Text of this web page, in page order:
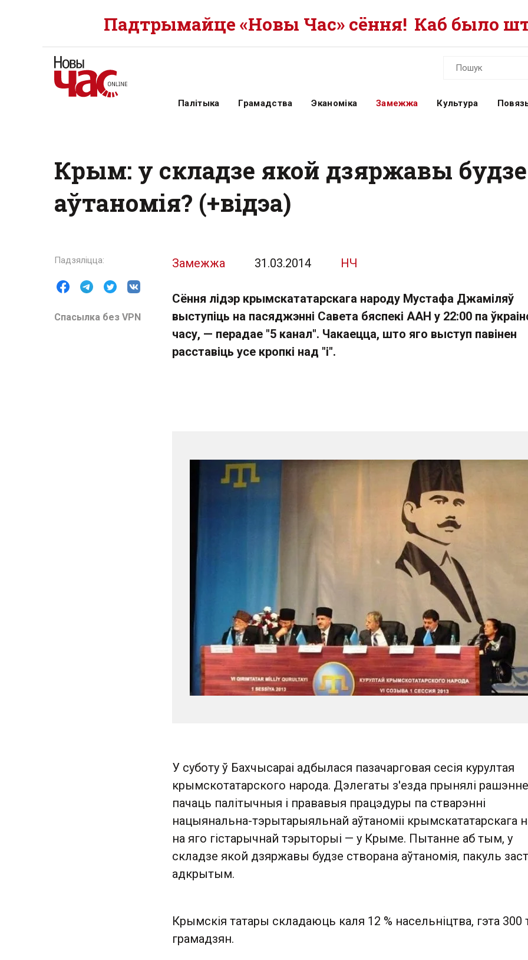
Падтрымайце «Новы Час» сёння! Каб было
Палітыка Грамадства Эканоміка Замежжа Культура
Крым: у складзе якой дзяржавы будзе
аўтаномія? (+відэа)
Спасылка без VPN
Замежжа 31.03.2014 НЧ
Сёння лідэр крымскататарскага народу Мустафа Джаміляў
выступіць на пасяджэнні Савета бяспекі ААН у 22:00 па
часу, — перадае "5 канал". Чакаецца, што яго выступ павінен
расставіць усе кропкі над "і".
У суботу ў Бахчысараі адбылася пазачарговая сесія курултая
крымскотатарского народа. Дэлегаты з'езда прынялі рашэнне
пачаць палітычныя і прававыя працэдуры па стварэнні
нацыянальна-тэрытарыяльнай аўтаноміі крымскататарскага
на яго гістарычнай тэрыторыі — у Крыме. Пытанне аб тым, у
складзе якой дзяржавы будзе створана аўтаномія, пакуль
адкрытым.
Крымскія татары складаюць каля 12 % насельніцтва, гэта 300
грамадзян.